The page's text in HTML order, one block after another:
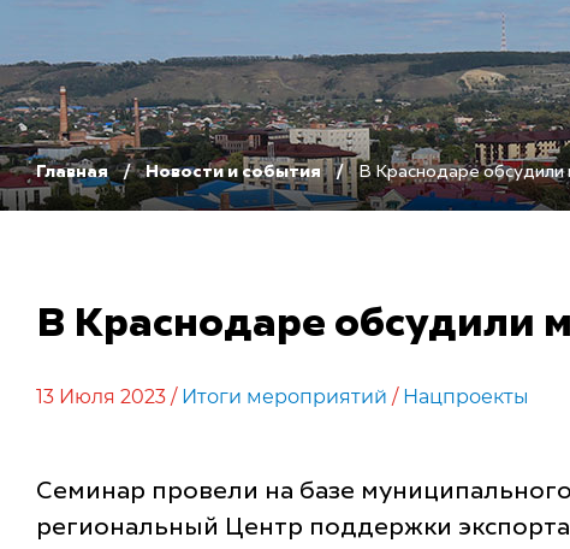
Главная Новости и события В Краснодаре
В Краснодаре обсудили
13 Июля 2023 / Итоги мероприятий / Нацпроекты
Семинар провели на базе
региональный Центр поддержки